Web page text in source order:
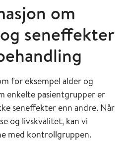
om
seneffekter
for eksempel alder og
enkelte pasientgrupper er
seneffekter enn andre. Når
og livskvalitet, kan vi
med kontrollgruppen.